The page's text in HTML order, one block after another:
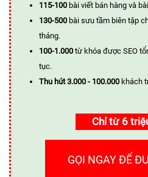
115-100 bài viết bán hàng và
130-500 bài sưu tầm biên tập
tháng.
100-1.000 từ khóa được SEO
tục.
Thu hút 3.000 - 100.000 khách
Chỉ từ 6
GỌI NGAY ĐỂ